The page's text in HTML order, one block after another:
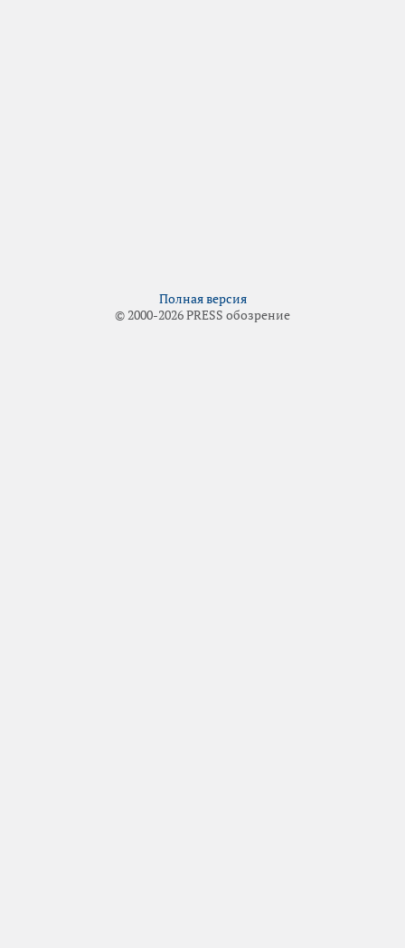
Полная версия
© 2000-2026 PRESS обозрение